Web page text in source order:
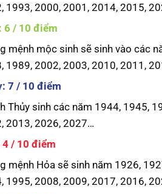
1993, 2000, 2001, 2014, 2015,
6 / 10 điểm
mệnh mộc sinh sẽ sinh vào các
1989, 2002, 2003, 2010, 2011,
7 / 10 điểm
Thủy sinh các năm 1944, 1945,
2013, 2026, 2027…
4 / 10 điểm
mệnh Hỏa sẽ sinh năm 1926,
1995, 2008, 2009, 2017, 2016,